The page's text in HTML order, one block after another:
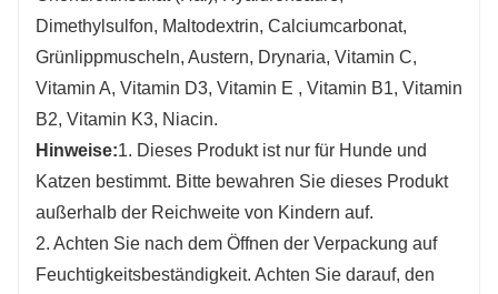
Dimethylsulfon, Maltodextrin, Calciumcarbonat,
Grünlippmuscheln, Austern, Drynaria, Vitamin C,
Vitamin A, Vitamin D3, Vitamin E , Vitamin B1, Vitamin
B2, Vitamin K3, Niacin.
Hinweise:1. Dieses Produkt ist nur für Hunde und
Katzen bestimmt. Bitte bewahren Sie dieses Produkt
außerhalb der Reichweite von Kindern auf.
2. Achten Sie nach dem Öffnen der Verpackung auf
Feuchtigkeitsbeständigkeit. Achten Sie darauf, den